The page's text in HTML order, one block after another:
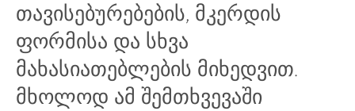
თავისებურებების, მკერდის
ფორმისა და სხვა
მახასიათებლების მიხედვით.
მხოლოდ ამ შემთხვევაში